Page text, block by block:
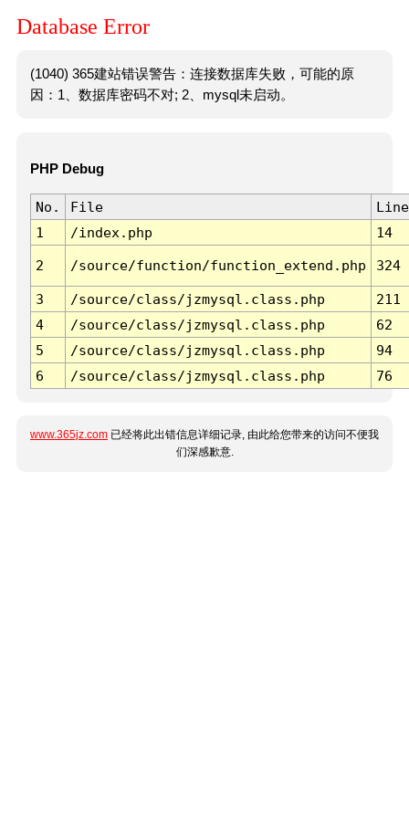
Database Error
(1040) 365建站错误警告：连接数据库失败，可能的原
因：1、数据库密码不对; 2、mysql未启动。
PHP Debug
No. File
Line
1
/index.php 14
2 /source/function/function_extend.php 324
3 /source/class/jzmysql.class.php
211
4
/source/class/jzmysql.class.php
62
5
/source/class/jzmysql.class.php
94
6
/source/class/jzmysql.class.php 76
www.365jz.com 已经将此出错信息详细记录, 由此给您带来的访问不便我
们深感歉意.